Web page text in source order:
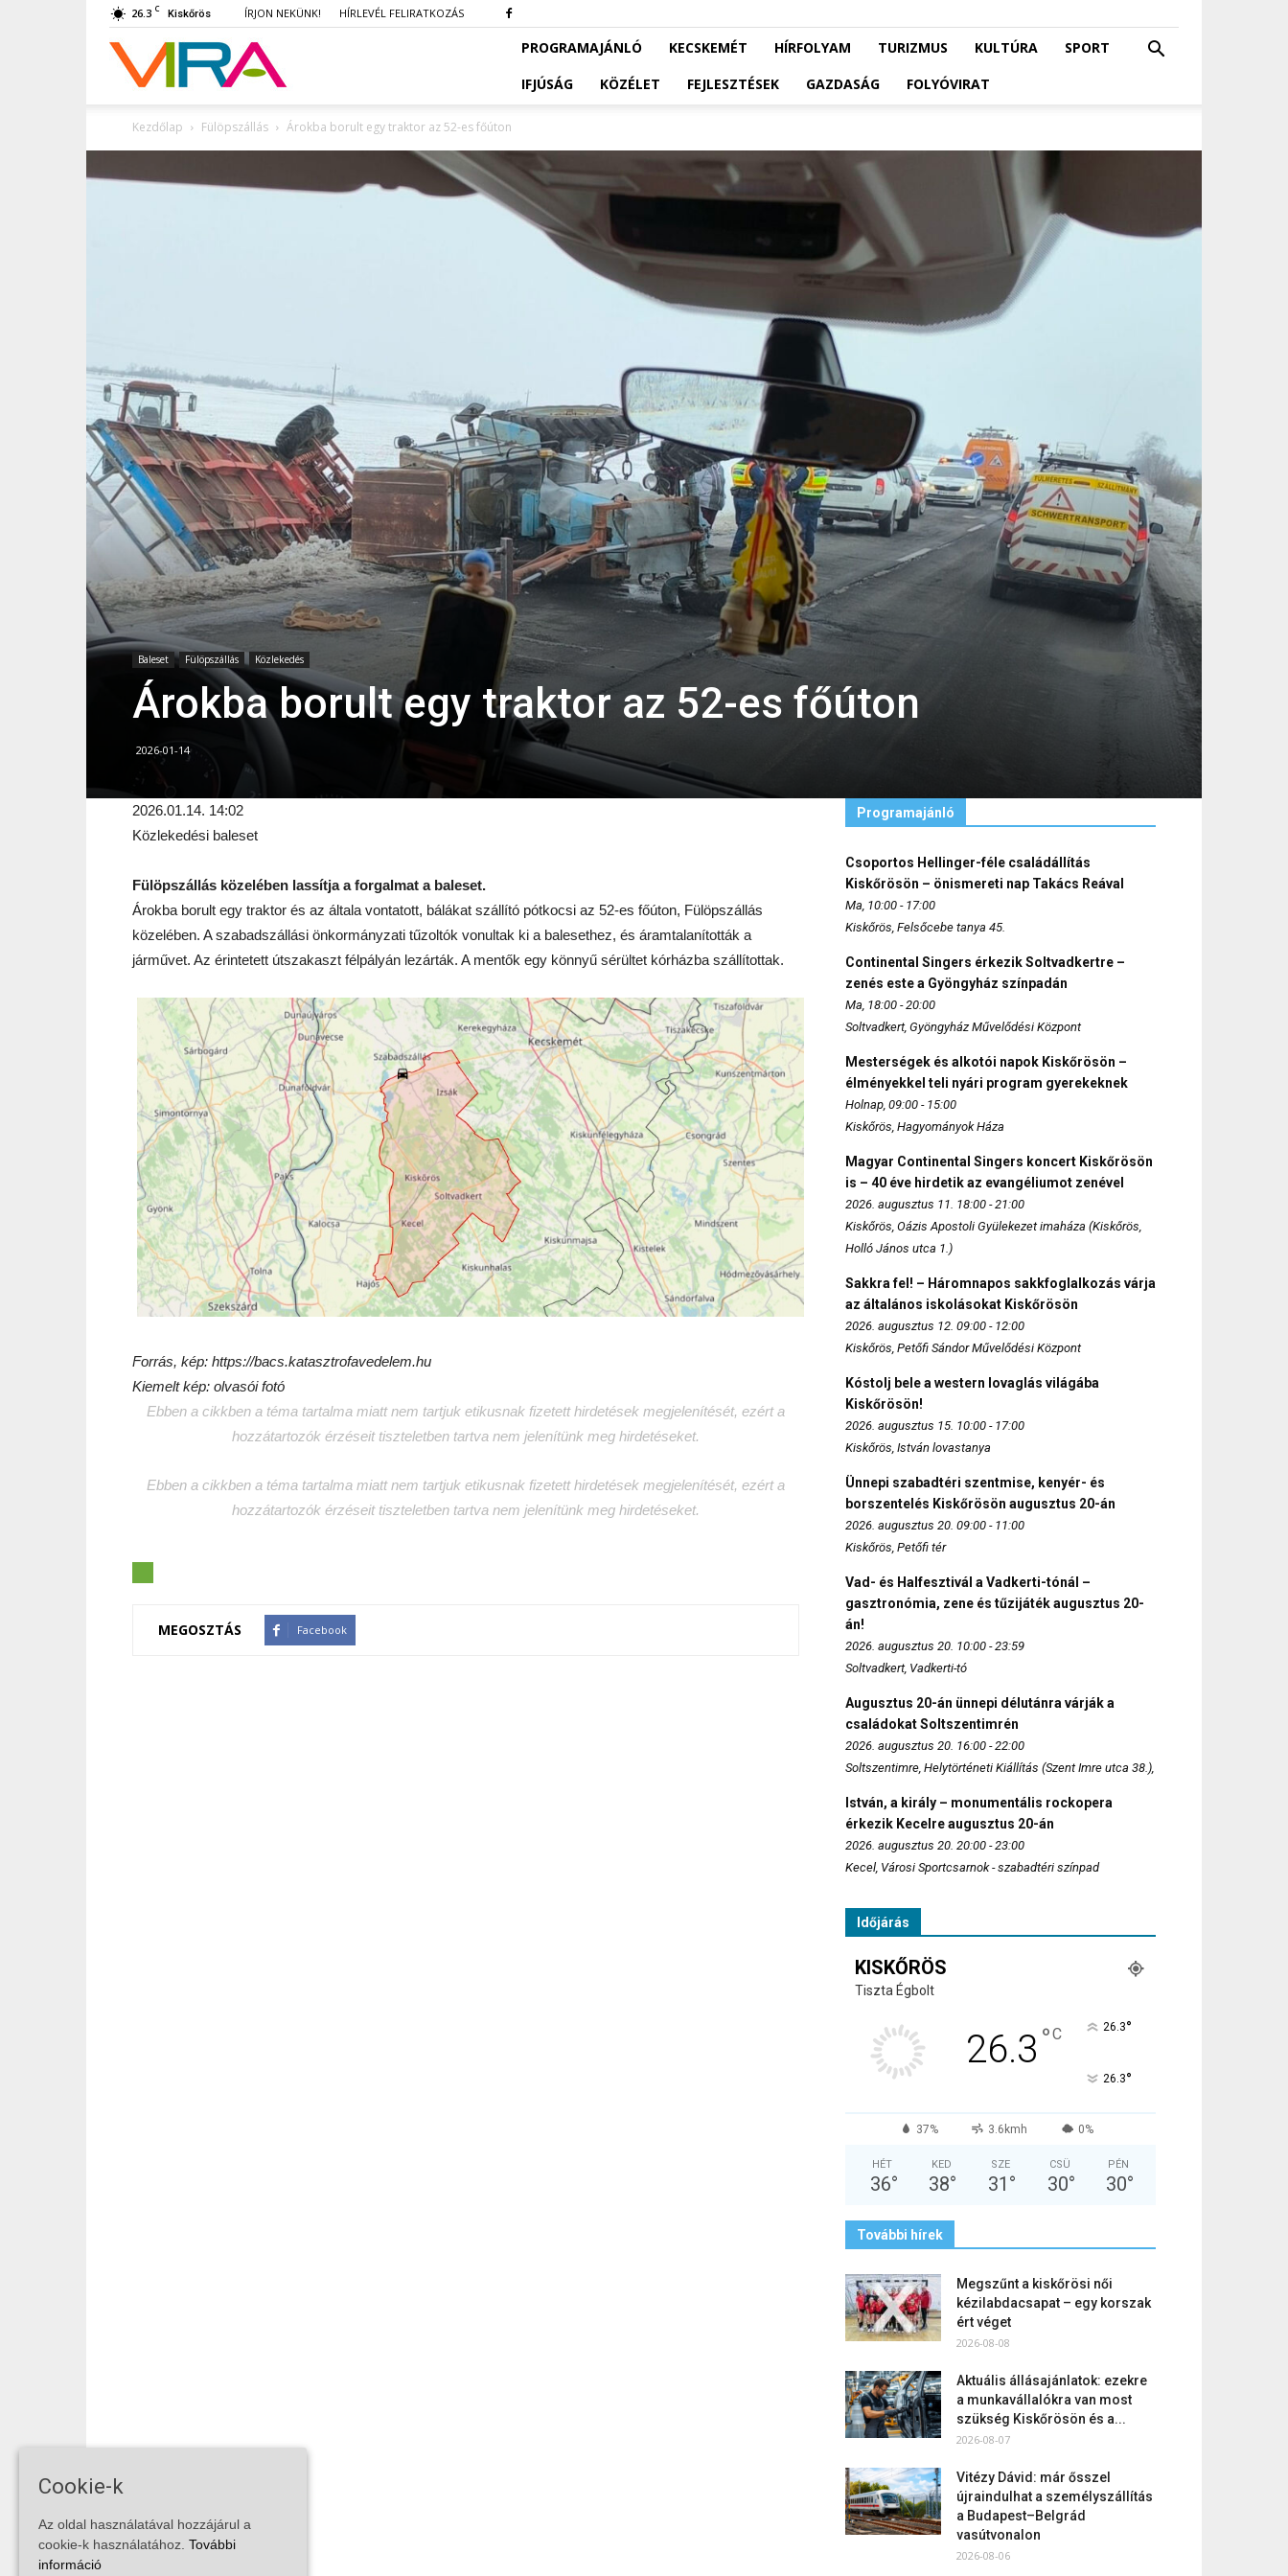
26.3 C Kiskőrös ÍRJON NEKÜNK! HÍRLEVÉL FELIRATKOZÁS
VIRA PROGRAMAJÁNLÓ KECSKEMÉT HÍRFOLYAM TURIZMUS KULTÚRA
SPORT
IFJÚSÁG
KÖZÉLET FEJLESZTÉSEK GAZDASÁG FOLYÓVIRAT
Kezdőlap Fülöpszállás Árokba borult egy traktor az 52-es főúton
Baleset Fülöpszállás Közlekedés
Árokba borult egy traktor az 52-es főúton
2026-01-14
2026.01.14. 14:02
Közlekedési baleset
Fülöpszállás közelében lassítja a forgalmat a baleset.
Árokba borult egy traktor és az általa vontatott, bálákat szállító pótkocsi az 52-es főúton, Fülöpszállás
közelében. A szabadszállási önkormányzati tűzoltók vonultak ki a balesethez, és áramtalanították a
járművet. Az érintetett útszakaszt félpályán lezárták. A mentők egy könnyű sérültet kórházba szállítottak.
Forrás, kép: https://bacs.katasztrofavedelem.hu
Kiemelt kép: olvasói fotó
Ebben a cikkben a téma tartalma miatt nem tartjuk etikusnak fizetett hirdetések megjelenítését, ezért a
hozzátartozók érzéseit tiszteletben tartva nem jelenítünk meg hirdetéseket.
Ebben a cikkben a téma tartalma miatt nem tartjuk etikusnak fizetett hirdetések megjelenítését, ezért a
hozzátartozók érzéseit tiszteletben tartva nem jelenítünk meg hirdetéseket.
MEGOSZTÁS Facebook
Programajánló
Csoportos Hellinger-féle családállítás
Kiskőrösön – önismereti nap Takács Reával
Ma, 10:00 - 17:00
Kiskőrös, Felsőcebe tanya 45.
Continental Singers érkezik Soltvadkertre –
zenés este a Gyöngyház színpadán
Ma, 18:00 - 20:00
Soltvadkert, Gyöngyház Művelődési Központ
Mesterségek és alkotói napok Kiskőrösön –
élményekkel teli nyári program gyerekeknek
Holnap, 09:00 - 15:00
Kiskőrös, Hagyományok Háza
Magyar Continental Singers koncert Kiskőrösön
is – 40 éve hirdetik az evangéliumot zenével
2026. augusztus 11. 18:00 - 21:00
Kiskőrös, Oázis Apostoli Gyülekezet imaháza (Kiskőrös,
Holló János utca 1.)
Sakkra fel! – Háromnapos sakkfoglalkozás várja
az általános iskolásokat Kiskőrösön
2026. augusztus 12. 09:00 - 12:00
Kiskőrös, Petőfi Sándor Művelődési Központ
Kóstolj bele a western lovaglás világába
Kiskőrösön!
2026. augusztus 15. 10:00 - 17:00
Kiskőrös, István lovastanya
Ünnepi szabadtéri szentmise, kenyér- és
borszentelés Kiskőrösön augusztus 20-án
2026. augusztus 20. 09:00 - 11:00
Kiskőrös, Petőfi tér
Vad- és Halfesztivál a Vadkerti-tónál –
gasztronómia, zene és tűzijáték augusztus 20-
án!
2026. augusztus 20. 10:00 - 23:59
Soltvadkert, Vadkerti-tó
Augusztus 20-án ünnepi délutánra várják a
családokat Soltszentimrén
2026. augusztus 20. 16:00 - 22:00
Soltszentimre, Helytörténeti Kiállítás (Szent Imre utca 38.),
István, a király – monumentális rockopera
érkezik Kecelre augusztus 20-án
2026. augusztus 20. 20:00 - 23:00
Kecel, Városi Sportcsarnok - szabadtéri színpad
Időjárás
KISKŐRÖS
Tiszta Égbolt
26.3 °C 26.3°
26.3°
37% 3.6kmh 0%
HÉT
36°
KED
38°
SZE
31 °
CSÜ
30°
PÉN
30°
További hírek
Megszűnt a kiskőrösi női
kézilabdacsapat – egy korszak
ért véget
2026-08-08
Aktuális állásajánlatok: ezekre
a munkavállalókra van most
szükség Kiskőrösön és a...
2026-08-07
Vitézy Dávid: már ősszel
újraindulhat a személyszállítás
a Budapest–Belgrád
vasútvonalon
2026-08-06
Cookie-k
Az oldal használatával hozzájárul a
cookie-k használatához. További
információ